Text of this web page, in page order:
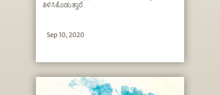
ತಿಳಿಸಿಕೊಡುತ್ತಾರೆ.
Sep 10, 2020